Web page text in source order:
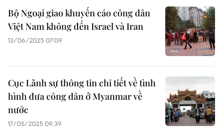
Bộ Ngoại giao khuyến cáo công dân
Việt Nam không đến Israel và Iran
13/06/2025 07:09
Cục Lãnh sự thông tin chi tiết về tình
hình đưa công dân ở Myanmar về
nước
17/05/2025 09:39